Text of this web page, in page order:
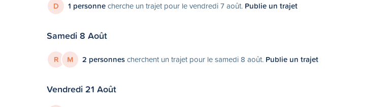
D 1 personnecherche un trajet pour le vendredi 7 août. Publie un trajet
Samedi 8 Août
R M 2 personnescherchent un trajet pour le samedi 8 août. Publie un trajet
Vendredi 21 Août